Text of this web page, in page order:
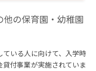
他の保育園・幼稚園
いる人に向けて、入学時
付事業が実施されていま